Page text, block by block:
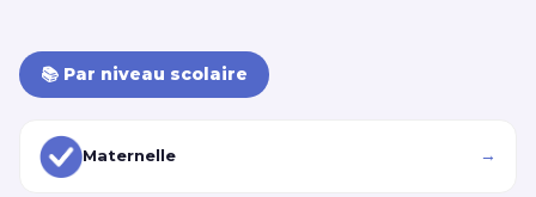
📚 Par niveau scolaire
Maternelle →